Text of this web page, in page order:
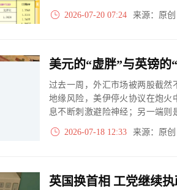
2026-07-20 07:24 来源：原
过去一周，外汇市场被两股截然
地缘风险，美伊停火协议在炮火
息不断刺激避险神经；另一端
的加息预期退潮，将美元指数从
2026-07-18 12:33 来源：原
英国换首相 工党继续